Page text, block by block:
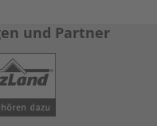
und Partner